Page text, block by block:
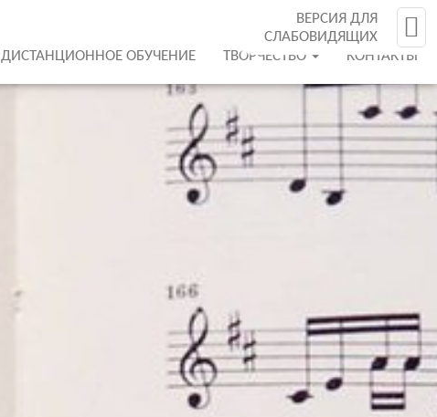
ВЕРСИЯ ДЛЯ
СЛАБОВИДЯЩИХ
ДИСТАНЦИОННОЕ ОБУЧЕНИЕ ТВОРЧЕСТВО КОНТАКТЫ